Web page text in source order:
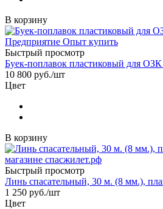
В корзину
Быстрый просмотр
Буек-поплавок пластиковый для
10 800 руб./шт
Цвет
В корзину
Быстрый просмотр
Линь спасательный, 30 м. (8 мм.),
1 250 руб./шт
Цвет